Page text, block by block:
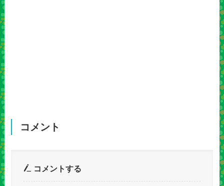
コメント
コメントする